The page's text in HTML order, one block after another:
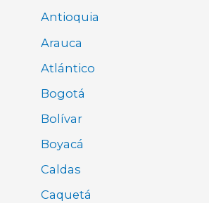
Antioquia
Arauca
Atlántico
Bogotá
Bolívar
Boyacá
Caldas
Caquetá